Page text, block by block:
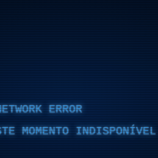
ERROR
MOMENTO INDISPONÍVEL